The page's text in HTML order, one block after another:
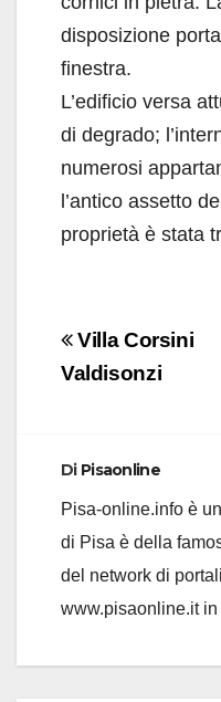
disposizione
finestra.
L’edificio versa
di degrado;
numerosi
l’antico assetto
proprietà è stata
articoli
Villa Corsini
Valdisonzi
Di Pisaonline
Pisa-online.info è
di Pisa è della
del network di
www.pisaonline.it in